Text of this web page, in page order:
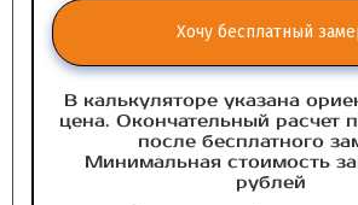
Хочу бесплатный
В калькуляторе указана
цена. Окончательный расчет
после бесплатного
Минимальная стоимость
рублей